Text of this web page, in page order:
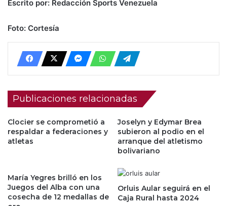
Escrito por: Redacción Sports Venezuela
Foto: Cortesía
Publicaciones relacionadas
Clocier se comprometió a
respaldar a federaciones y
atletas
Joselyn y Edymar Brea
subieron al podio en el
arranque del atletismo
bolivariano
María Yegres brilló en los
Juegos del Alba con una
cosecha de 12 medallas de
Orluis Aular seguirá en el
Caja Rural hasta 2024